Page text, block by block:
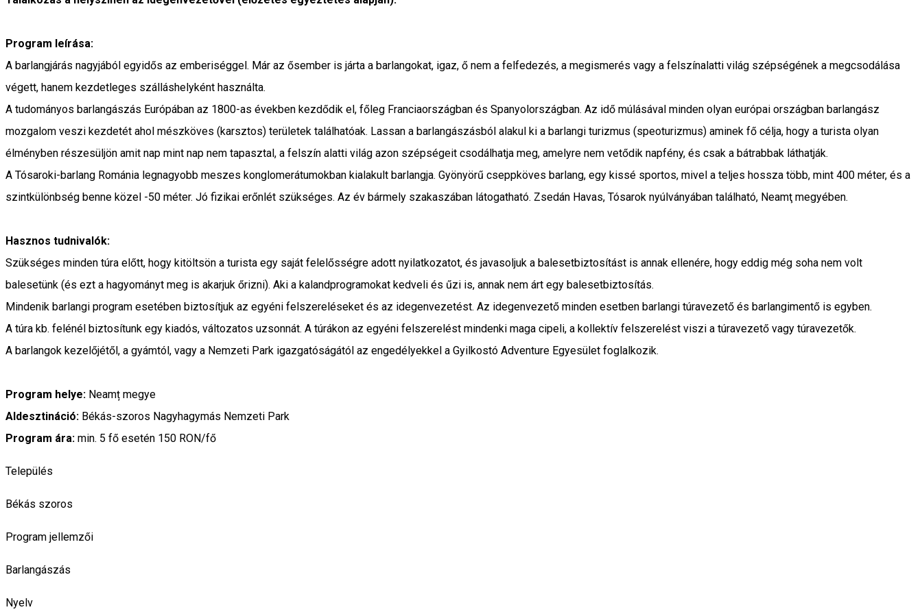
Program leírása:
A barlangjárás nagyjából egyidős az emberiséggel. Már az ősember is járta a barlangokat, igaz, ő nem a felfedezés, a megismerés vagy a felszínalatti világ szépségének a megcsodálása
végett, hanem kezdetleges szálláshelyként használta.
A tudományos barlangászás Európában az 1800-as években kezdődik el, főleg Franciaországban és Spanyolországban. Az idő múlásával minden olyan európai országban barlangász
mozgalom veszi kezdetét ahol mészköves (karsztos) területek találhatóak. Lassan a barlangászásból alakul ki a barlangi turizmus (speoturizmus) aminek fő célja, hogy a turista olyan
élményben részesüljön amit nap mint nap nem tapasztal, a felszín alatti világ azon szépségeit csodálhatja meg, amelyre nem vetődik napfény, és csak a bátrabbak láthatják.
A Tósaroki-barlang Románia legnagyobb meszes konglomerátumokban kialakult barlangja. Gyönyörű cseppköves barlang, egy kissé sportos, mivel a teljes hossza több, mint 400 méter, és a
szintkülönbség benne közel -50 méter. Jó fizikai erőnlét szükséges. Az év bármely szakaszában látogatható. Zsedán Havas, Tósarok nyúlványában található, Neamţ megyében.
Hasznos tudnivalók:
Szükséges minden túra előtt, hogy kitöltsön a turista egy saját felelősségre adott nyilatkozatot, és javasoljuk a balesetbiztosítást is annak ellenére, hogy eddig még soha nem volt
balesetünk (és ezt a hagyományt meg is akarjuk őrizni). Aki a kalandprogramokat kedveli és űzi is, annak nem árt egy balesetbiztosítás.
Mindenik barlangi program esetében biztosítjuk az egyéni felszereléseket és az idegenvezetést. Az idegenvezető minden esetben barlangi túravezető és barlangimentő is egyben.
A túra kb. felénél biztosítunk egy kiadós, változatos uzsonnát. A túrákon az egyéni felszerelést mindenki maga cipeli, a kollektív felszerelést viszi a túravezető vagy túravezetők.
A barlangok kezelőjétől, a gyámtól, vagy a Nemzeti Park igazgatóságától az engedélyekkel a Gyilkostó Adventure Egyesület foglalkozik.
Program helye: Neamț megye
Aldesztináció: Békás-szoros Nagyhagymás Nemzeti Park
Program ára: min. 5 fő esetén 150 RON/fő
Település
Békás szoros
Program jellemzői
Barlangászás
Nyelv